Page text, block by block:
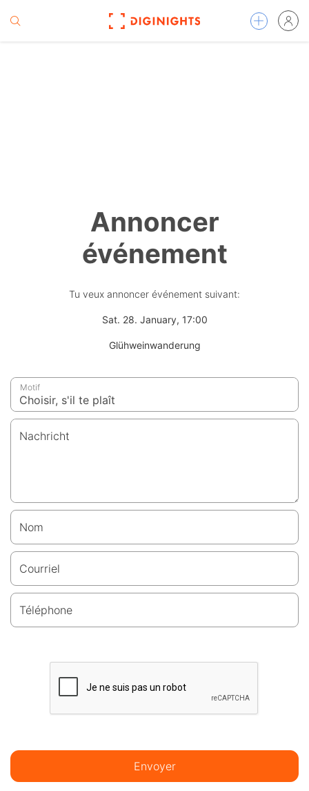
Annoncer
événement
Tu veux annoncer événement suivant:
Sat. 28. January, 17:00
Glühweinwanderung
Motif
Nachricht
Nom
Courriel
Téléphone
Envoyer